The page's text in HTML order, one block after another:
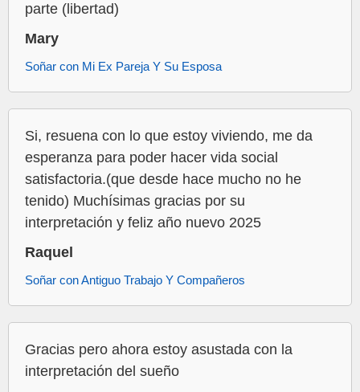
parte (libertad)
Mary
Soñar con Mi Ex Pareja Y Su Esposa
Si, resuena con lo que estoy viviendo, me da
esperanza para poder hacer vida social
satisfactoria.(que desde hace mucho no he
tenido) Muchísimas gracias por su
interpretación y feliz año nuevo 2025
Raquel
Soñar con Antiguo Trabajo Y Compañeros
Gracias pero ahora estoy asustada con la
interpretación del sueño